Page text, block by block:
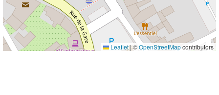
Leaflet|©OpenStreetMapcontributors